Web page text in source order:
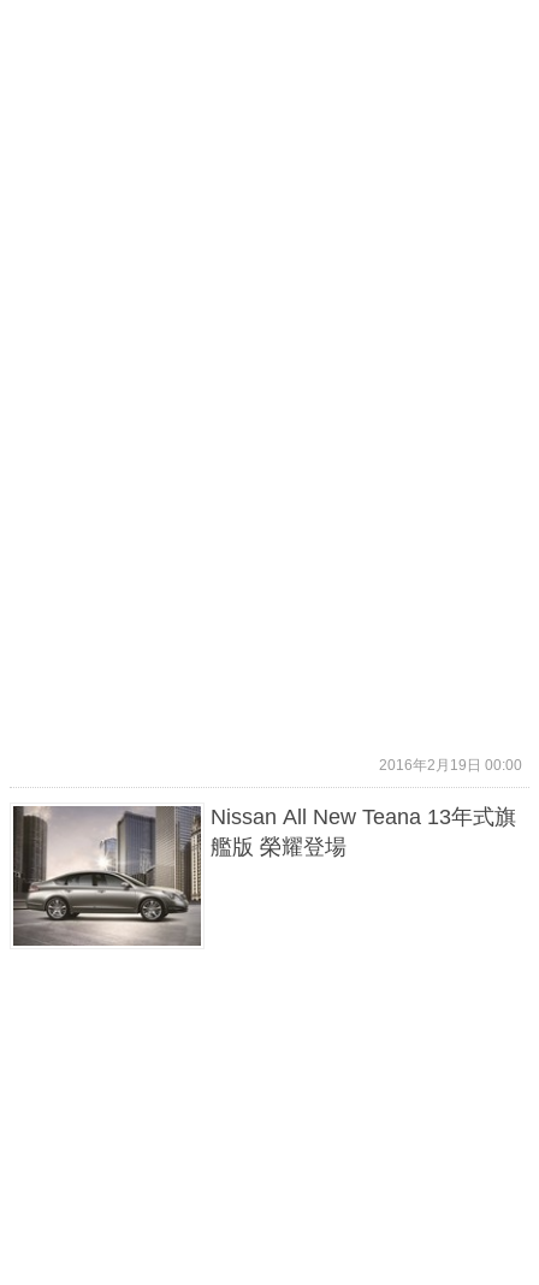
2016年2月19日 00:00
Nissan All New Teana 13年式旗
艦版 榮耀登場